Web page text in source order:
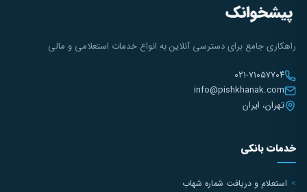
راهکاری جامع برای دسترسی آنلاین به انواع خدمات استعلامی و مالی
۰۲۱-۷۱۰۵۷۷۰۴
info@pishkhanak.com
تهران، ایران
خدمات بانکی
استعلام و دریافت شماره شهاب